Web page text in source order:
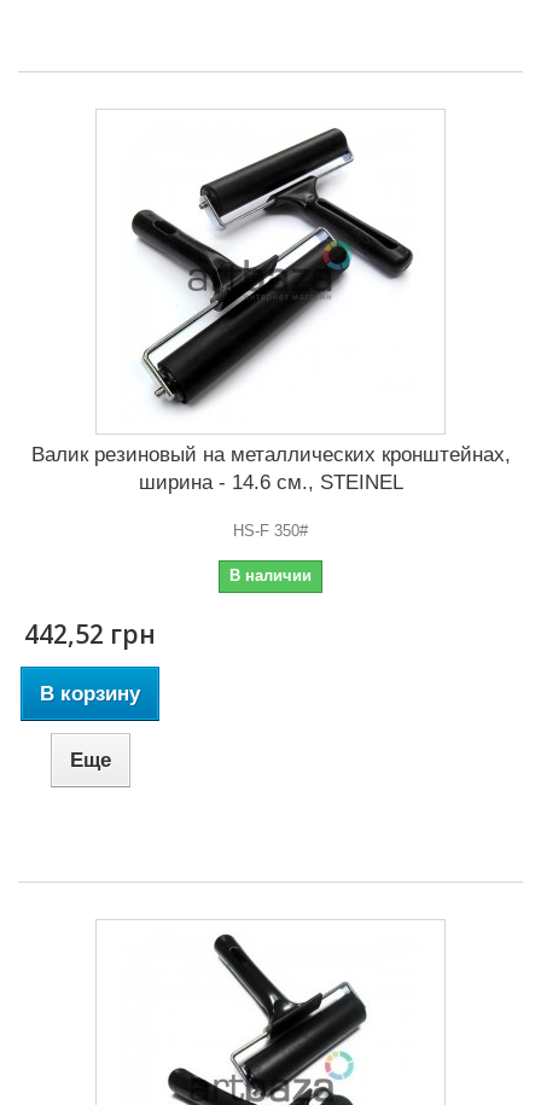
Валик резиновый на металлических кронштейнах,
ширина - 14.6 см., STEINEL
HS-F 350#
В наличии
442,52 грн
В корзину
Еще